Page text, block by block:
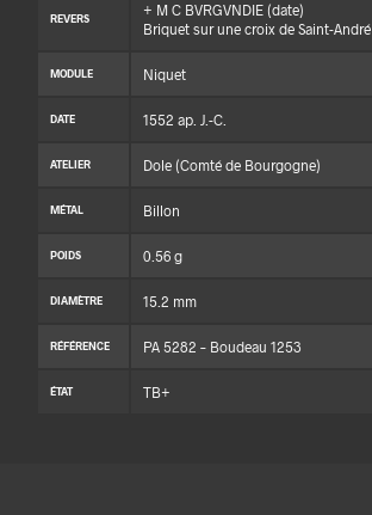
REVERS
+ M C BVRGVNDIE (date)
Briquet sur une croix de Saint-André
MODULE Niquet
DATE 1552 ap. J.-C.
ATELIER Dole (Comté de Bourgogne)
MÉTAL Billon
POIDS 0.56 g
DIAMÈTRE 15.2 mm
RÉFÉRENCE PA 5282 – Boudeau 1253
ÉTAT TB+